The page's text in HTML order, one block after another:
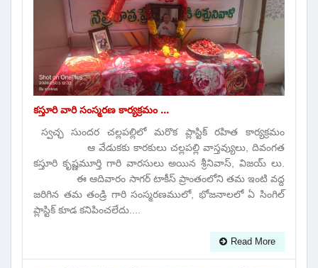
కస్తూరి వారి సంస్మరణ కార్యక్రమం ...
స్వచ్ఛ సుందర చల్లపల్లిలో మరొక ప్లాస్టిక్ రహిత కార్యక్రమం
ఆ వేడుకకు కారకులు చల్లపల్లి వాస్తవ్యులు, దివంగత
కస్తూరి కృష్ణమూర్తి గారి వారసులు అయిన శ్రీనివాస్, విజయ్ లు.
ఈ ఆదివారం సాగర్ టాకీస్ ప్రాంతంలోని తమ ఇంటి వద్ద
జరిగిన తమ తండ్రి గారి సంస్మరణములో, భోజనాలలో ఏ సింగిల్
ప్లాస్టిక్ కూడ కనిపించలేదు....
Read More